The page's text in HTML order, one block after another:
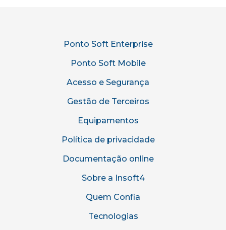
Ponto Soft Enterprise
Ponto Soft Mobile
Acesso e Segurança
Gestão de Terceiros
Equipamentos
Política de privacidade
Documentação online
Sobre a Insoft4
Quem Confia
Tecnologias